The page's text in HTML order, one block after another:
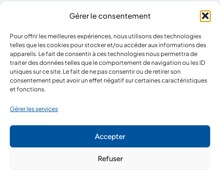
Gérer le consentement
Pour offrir les meilleures expériences, nous utilisons des technologies
telles que les cookies pour stocker et/ou accéder aux informations des
appareils. Le fait de consentir à ces technologies nous permettra de
traiter des données telles que le comportement de navigation ou les ID
uniques sur ce site. Le fait de ne pas consentir ou de retirer son
consentement peut avoir un effet négatif sur certaines caractéristiques
et fonctions.
Gérer les services
Accepter
Refuser
04 73 26 81 71
39 Rue Pierre Boulanger,
63100 Clermont-Ferrand
14:00-18:00